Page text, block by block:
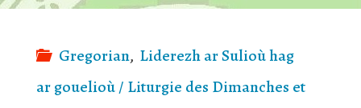
Gregorian, Liderezh ar Sulioù hag
ar gouelioù / Liturgie des Dimanches et